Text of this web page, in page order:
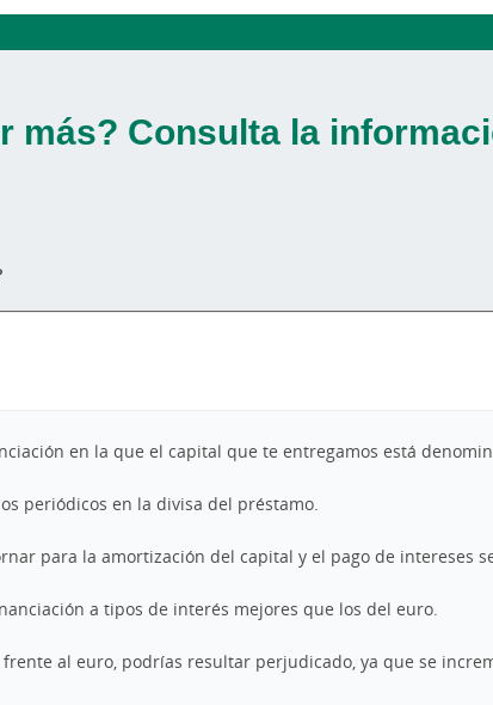
más? Consulta la
en la que el capital que te entregamos está
periódicos en la divisa del préstamo.
para la amortización del capital y el pago de intereses
a tipos de interés mejores que los del euro.
al euro, podrías resultar perjudicado, ya que se